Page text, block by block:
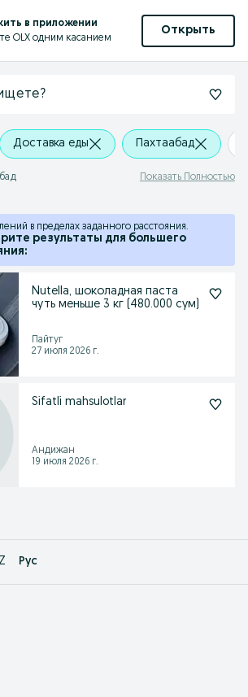
в приложении
OLX одним касанием
Открыть
Доставка еды Пахтаабад
Показать Полностью
в пределах заданного расстояния.
результаты для большего
Nutella, шоколадная паста
чуть меньше 3 кг (480.000 сум)
Пайтуг
27 июля 2026 г.
Sifatli mahsulotlar
Андижан
19 июля 2026 г.
Рус